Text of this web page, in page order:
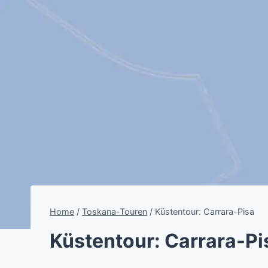
Home / Toskana-Touren / Küstentour: Carrara-Pisa
Küstentour: Carrara-